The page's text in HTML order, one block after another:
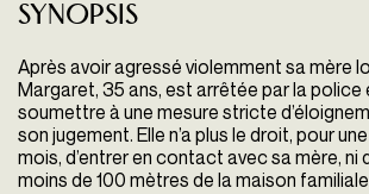
Synopsis
Après avoir agressé violemment sa mère
Margaret, 35 ans, est arrêtée par la police
soumettre à une mesure stricte
son jugement. Elle n’a plus le droit, pour
mois, d’entrer en contact avec sa mère, ni
moins de 100 mètres de la maison